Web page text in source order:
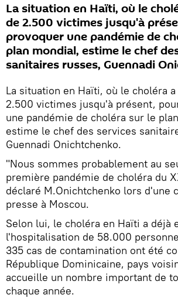
La situation en Haïti, où le
de 2.500 victimes jusqu'à
provoquer une pandémie de
plan mondial, estime le chef
sanitaires russes, Guennadi
La situation en Haïti, où le choléra
2.500 victimes jusqu'à présent,
une pandémie de choléra sur le
estime le chef des services
Guennadi Onichtchenko.
"Nous sommes probablement au
première pandémie de choléra du
déclaré M.Onichtchenko lors d'une
presse à Moscou.
Selon lui, le choléra en Haïti a déjà
l'hospitalisation de 58.000
335 cas de contamination ont été
République Dominicaine, pays
accueille un nombre important de
chaque année.